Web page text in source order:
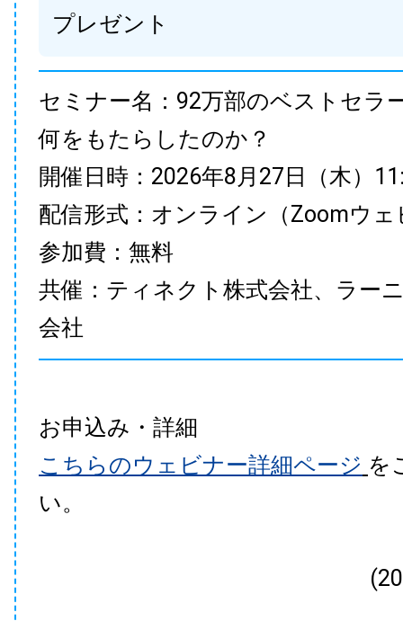
プレゼント
セミナー名：92万部のベストセラ
何をもたらしたのか？
開催日時：2026年8月27日（木）
配信形式：オンライン（Zoomウェ
参加費：無料
共催：ティネクト株式会社、ラー
会社
お申込み・詳細
こちらのウェビナー詳細ページ を
い。